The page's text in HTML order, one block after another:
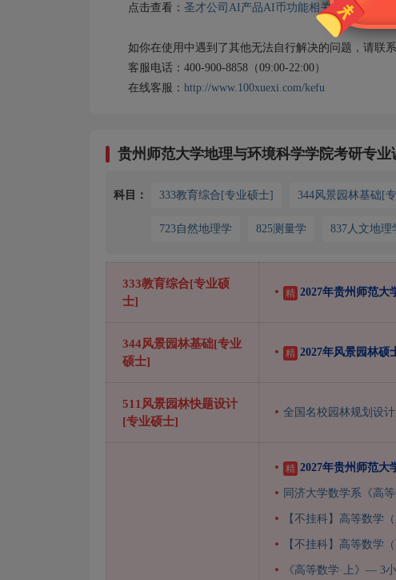
点击查看： 圣才公司AI产品AI币功能相关说明
如你在使用中遇到了其他无法自行解决的问题，请联系
客服电话：400-900-8858（09:00-22:00）
在线客服： http://www.100xuexi.com/kefu
贵州师范大学地理与环境科学学院考研专业
科目： 333教育综合[专业硕士] 344风景园林基础[
723自然地理学 825测量学 837人文地理
333教育综合[专业硕
士]
精 2027年贵州师范大
344风景园林基础[专业
硕士]
精 2027年风景园林硕
511风景园林快题设计
[专业硕士]
全国名校园林规划设
精 2027年贵州师范大
同济大学数学系《高
【不挂科】高等数学
【不挂科】高等数学
《高等数学·上》— 3